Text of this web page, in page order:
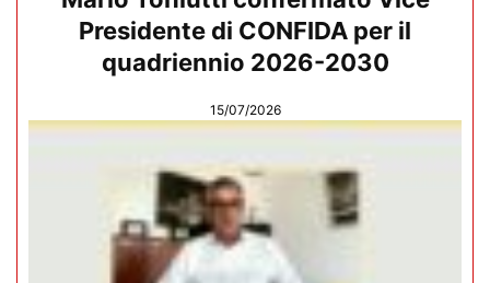
Presidente di CONFIDA per il
quadriennio 2026-2030
15/07/2026